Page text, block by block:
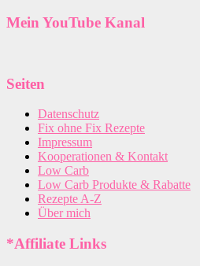
Mein YouTube Kanal
Seiten
Datenschutz
Fix ohne Fix Rezepte
Impressum
Kooperationen & Kontakt
Low Carb
Low Carb Produkte & Rabatte
Rezepte A-Z
Über mich
*Affiliate Links